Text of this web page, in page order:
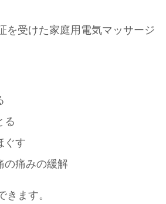
を受けた家庭用電気マッサージ
る
ぐす
の痛みの緩解
きます。